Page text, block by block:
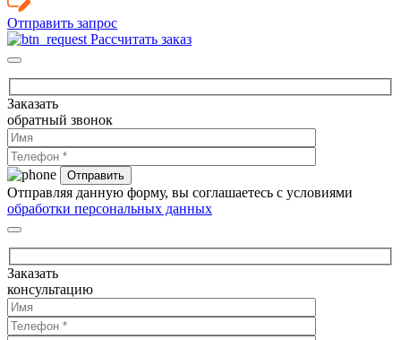
Отправить запрос
Рассчитать заказ
Заказать
обратный звонок
Отправляя данную форму, вы соглашаетесь с условиями
обработки персональных данных
Заказать
консультацию